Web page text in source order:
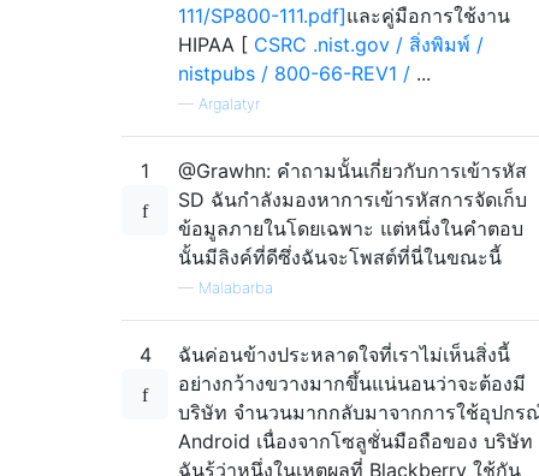
111/SP800-111.pdf]และคู่มือการใช้งาน
HIPAA [ CSRC .nist.gov / สิ่งพิมพ์ /
nistpubs / 800-66-REV1 / ...
— Argalatyr
1
@Grawhn: คำถามนั้นเกี่ยวกับการเข้ารหัส
SD ฉันกำลังมองหาการเข้ารหัสการจัดเก็บ
ข้อมูลภายในโดยเฉพาะ แต่หนึ่งในคำตอบ
นั้นมีลิงค์ที่ดีซึ่งฉันจะโพสต์ที่นี่ในขณะนี้
— Malabarba
4
ฉันค่อนข้างประหลาดใจที่เราไม่เห็นสิ่งนี้
อย่างกว้างขวางมากขึ้นแน่นอนว่าจะต้องมี
บริษัท จำนวนมากกลับมาจากการใช้อุปกร
Android เนื่องจากโซลูชั่นมือถือของ บริษัท
ฉันรู้ว่าหนึ่งในเหตุผลที่ Blackberry ใช้กัน